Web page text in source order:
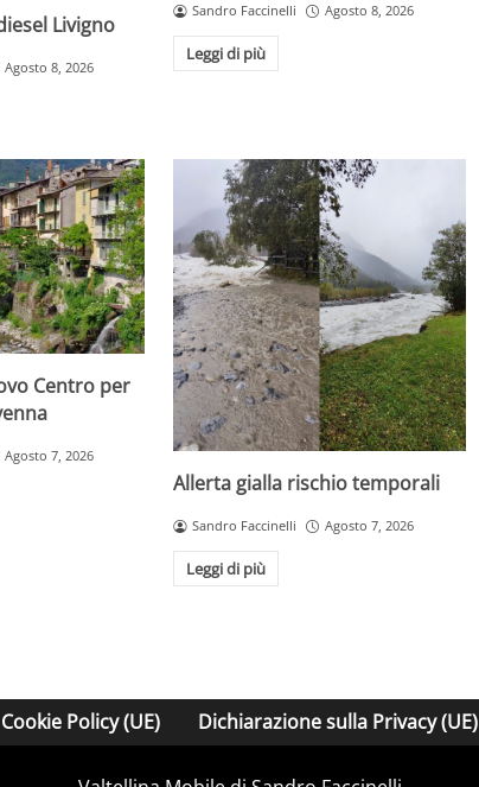
Livigno
Agosto 8, 2026
Sandro Faccinelli Agosto 8, 2026
Leggi di più
Centro per
Agosto 7, 2026
Allerta gialla rischio temporali
Sandro Faccinelli Agosto 7, 2026
Leggi di più
Cookie Policy (UE) Dichiarazione sulla Privacy (UE)